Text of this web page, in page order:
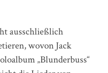
ausschließlich
wovon Jack
„Blunderbuss“